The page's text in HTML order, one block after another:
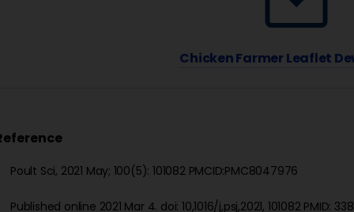
Chicken Farmer Leaflet
2021 May; 100(5): 101082 PMCID:PMC8047976
online 2021 Mar 4. doi: 10,1016/j,psj,2021, 101082 PMID: